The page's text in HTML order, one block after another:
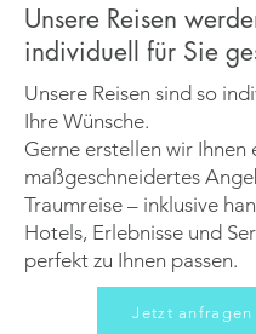
Unsere Reisen
individuell für Sie
Unsere Reisen sind so
Ihre Wünsche.
Gerne erstellen wir Ihnen
maßgeschneidertes
Traumreise – inklusive
Hotels, Erlebnisse und
perfekt zu Ihnen passen.
Jetzt anfragen